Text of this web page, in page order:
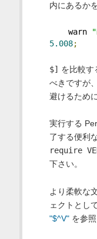
内にあるか
warn
5.008;
$] を比較す
べきですが
避けるため
実行する
了する便利
require
下さい。
より柔軟な
ェクトとし
"$^V"を参照